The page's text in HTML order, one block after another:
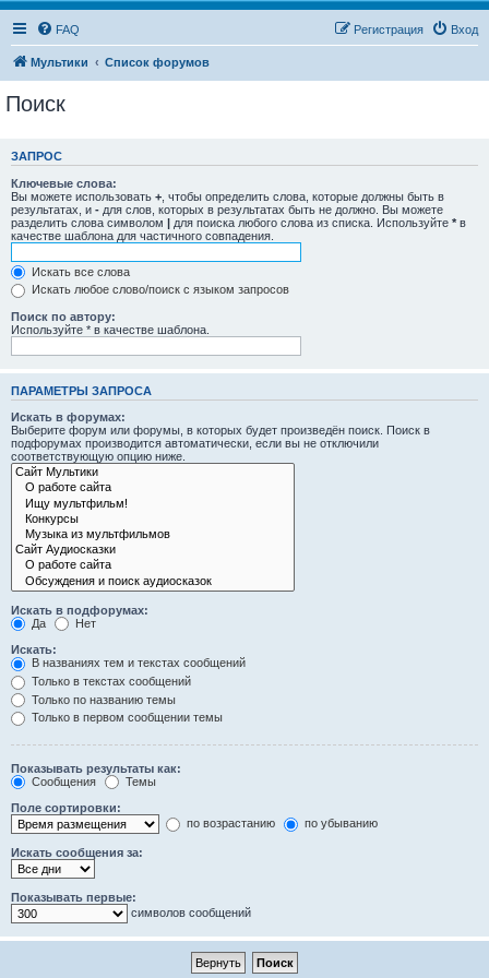
FAQ Вход
Регистрация
Мультики Список форумов
Поиск
ЗАПРОС
Ключевые слова:
Вы можете использовать + , чтобы определить слова, которые должны быть в
результатах, и - для слов, которых в результатах быть не должно. Вы можете
разделить слова символом | для поиска любого слова из списка. Используйте * в
качестве шаблона для частичного совпадения.
Искать все слова
Искать любое слово/поиск с языком запросов
Поиск по автору:
Используйте * в качестве шаблона.
ПАРАМЕТРЫ ЗАПРОСА
Искать в форумах:
Выберите форум или форумы, в которых будет произведён поиск. Поиск в
подфорумах производится автоматически, если вы не отключили
соответствующую опцию ниже.
Искать в подфорумах:
Да
Нет
Искать:
В названиях тем и текстах сообщений
Только в текстах сообщений
Только по названию темы
Только в первом сообщении темы
Показывать результаты как:
Сообщения
Темы
Поле сортировки:
по возрастанию
по убыванию
Искать сообщения за:
Показывать первые:
символов сообщений